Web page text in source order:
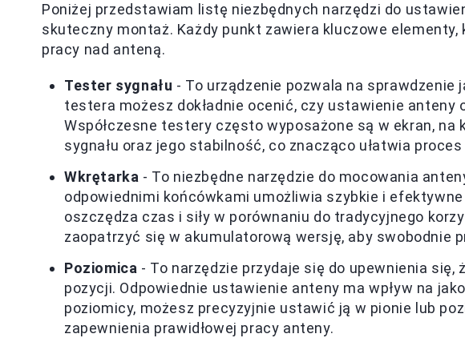
Poniżej przedstawiam listę niezbędnych narzędzi do
skuteczny montaż. Każdy punkt zawiera kluczowe
pracy nad anteną.
Tester sygnału - To urządzenie pozwala na sprawdzenie
testera możesz dokładnie ocenić, czy ustawienie anteny
Współczesne testery często wyposażone są w ekran, na
sygnału oraz jego stabilność, co znacząco ułatwia
Wkrętarka - To niezbędne narzędzie do mocowania
odpowiednimi końcówkami umożliwia szybkie i
oszczędza czas i siły w porównaniu do tradycyjnego
zaopatrzyć się w akumulatorową wersję, aby swobodnie
Poziomica - To narzędzie przydaje się do upewnienia
pozycji. Odpowiednie ustawienie anteny ma wpływ na
poziomicy, możesz precyzyjnie ustawić ją w pionie lub
zapewnienia prawidłowej pracy anteny.